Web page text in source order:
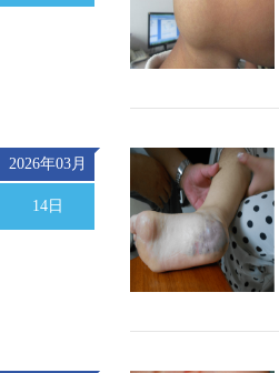
2026年03月
14日